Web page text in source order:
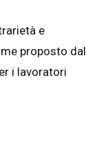
e
proposto dal
i lavoratori